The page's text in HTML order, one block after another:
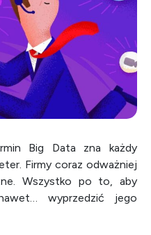
Big Data zna każdy
Firmy coraz odważniej
Wszystko po to, aby
wyprzedzić jego